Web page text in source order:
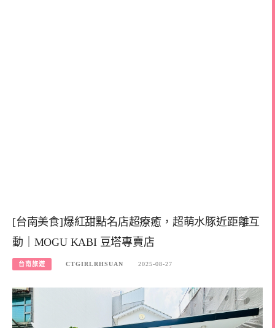
[台南美食]爆紅甜點名店超療癒，超萌水豚近距離互
動｜MOGU KABI 豆塔專賣店
台南旅遊 CTGIRLRHSUAN 2025-08-27